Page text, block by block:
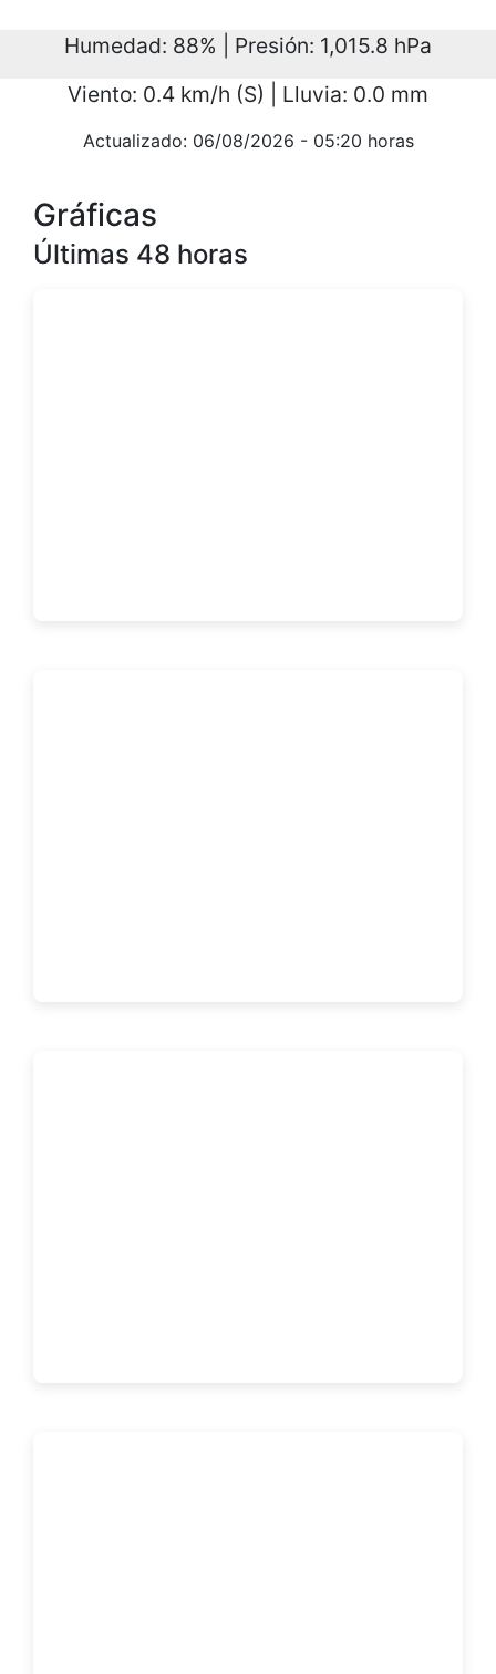
Humedad: 88% | Presión: 1,015.8 hPa
Viento: 0.4 km/h (S) | Lluvia: 0.0 mm
Actualizado: 06/08/2026 - 05:20 horas
Gráficas
Últimas 48 horas